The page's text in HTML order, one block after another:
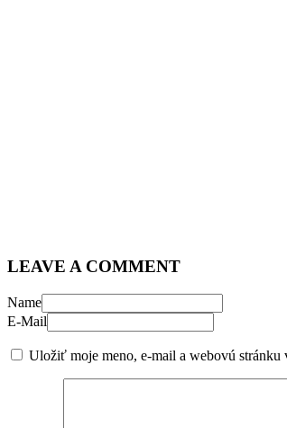
LEAVE A COMMENT
Name
E-Mail
Uložiť moje meno, e-mail a webovú stránku